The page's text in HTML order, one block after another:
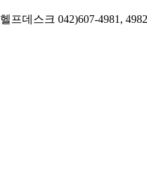
헬프데스크 042)607-4981,